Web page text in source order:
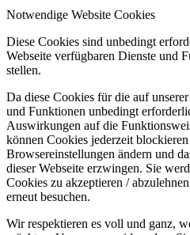
Notwendige Website Cookies
Diese Cookies sind unbedingt
Webseite verfügbaren Dienste und
stellen.
Da diese Cookies für die auf
und Funktionen unbedingt
Auswirkungen auf die
können Cookies jederzeit
Browsereinstellungen ändern und
dieser Webseite erzwingen. Sie
Cookies zu akzeptieren /
erneut besuchen.
Wir respektieren es voll und ganz,